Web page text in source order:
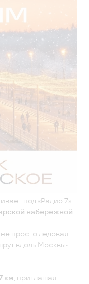
под «Радио 7»
набережной.
просто ледовая
вдоль Москвы-
км, приглашая